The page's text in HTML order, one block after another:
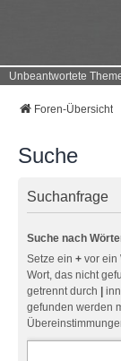
Unbeantwortete
Foren-Übersicht
Suche
Suchanfrage
Suche nach
Setze ein + vor ein
Wort, das nicht
getrennt durch
gefunden werden